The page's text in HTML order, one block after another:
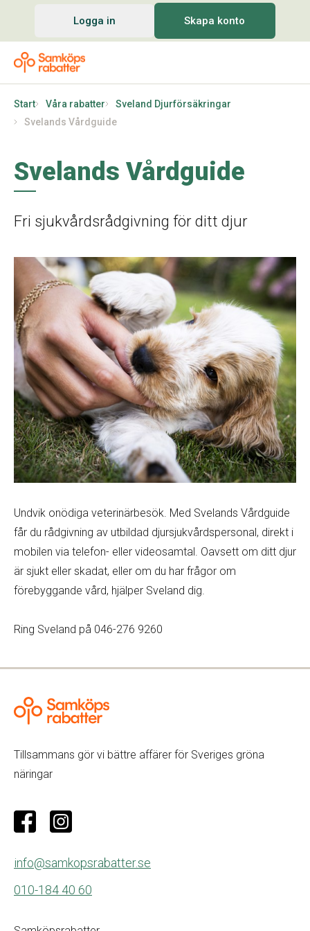
Logga in Skapa konto
Start Våra rabatter
Sveland Djurförsäkringar
Svelands Vårdguide
Svelands Vårdguide
Fri sjukvårdsrådgivning för ditt djur
Undvik onödiga veterinärbesök. Med Svelands Vårdguide
får du rådgivning av utbildad djursjukvårdspersonal, direkt i
mobilen via telefon- eller videosamtal. Oavsett om ditt djur
är sjukt eller skadat, eller om du har frågor om
förebyggande vård, hjälper Sveland dig.
Ring Sveland på 046-276 9260
Tillsammans gör vi bättre affärer för Sveriges gröna
näringar
info@samkopsrabatter.se
010-184 40 60